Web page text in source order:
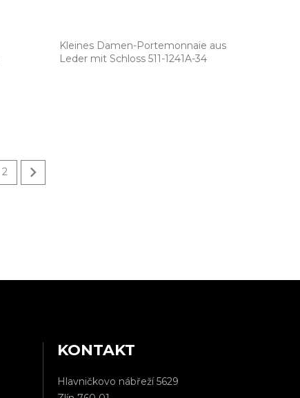
Kleines Damen­-Portemonnaie aus
Leder mit Schloss 511­-1241A­-34
2 
KONTAKT
Hlavničkovo nábřeží 5629